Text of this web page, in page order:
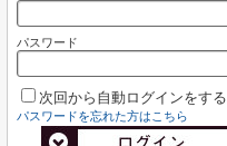
パスワード
次回から自動ログインをする
パスワードを忘れた方はこちら